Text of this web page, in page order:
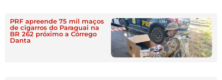
PRF apreende 75 mil maços
de cigarros do Paraguai na
BR 262 próximo a Córrego
Danta